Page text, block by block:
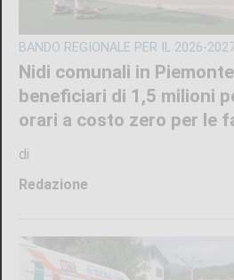
BANDO REGIONALE PER IL 2026-
Nidi comunali in
beneficiari di 1,5 milioni
orari a costo zero per le
di
Redazione